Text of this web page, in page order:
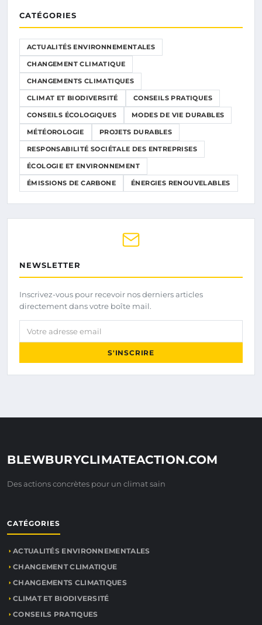
CATÉGORIES
ACTUALITÉS ENVIRONNEMENTALES
CHANGEMENT CLIMATIQUE
CHANGEMENTS CLIMATIQUES
CLIMAT ET BIODIVERSITÉ CONSEILS PRATIQUES
CONSEILS ÉCOLOGIQUES MODES DE VIE DURABLES
MÉTÉOROLOGIE PROJETS DURABLES
RESPONSABILITÉ SOCIÉTALE DES ENTREPRISES
ÉCOLOGIE ET ENVIRONNEMENT
ÉMISSIONS DE CARBONE ÉNERGIES RENOUVELABLES
NEWSLETTER
Inscrivez-vous pour recevoir nos derniers articles
directement dans votre boîte mail.
Votre adresse email
S'INSCRIRE
BLEWBURYCLIMATEACTION.COM
Des actions concrètes pour un climat sain
CATÉGORIES
ACTUALITÉS ENVIRONNEMENTALES
CHANGEMENT CLIMATIQUE
CHANGEMENTS CLIMATIQUES
CLIMAT ET BIODIVERSITÉ
CONSEILS PRATIQUES